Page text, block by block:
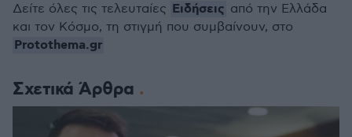
Σχετικά Άρθρα
Δείτε όλες τις τελευταίες Ειδήσεις από την Ελλάδα
και τον Κόσμο, τη στιγμή που συμβαίνουν, στο
Protothema.gr